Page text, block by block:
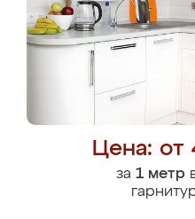
Цена:
за 1 метр